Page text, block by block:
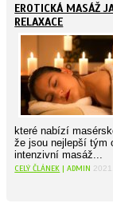
EROTICKÁ MASÁŽ
RELAXACE
které nabízí
že jsou nejlepší tým
intenzivní masáž...
CELÝ ČLÁNEK | ADMIN